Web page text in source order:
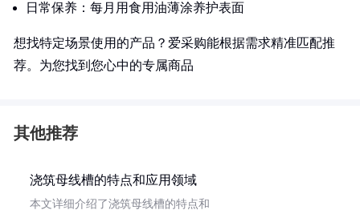
日常保养：每月用食用油薄涂养护表面
想找特定场景使用的产品？爱采购能根据需求精准匹配推
荐。为您找到您心中的专属商品
其他推荐
浇筑母线槽的特点和应用领域
本文详细介绍了浇筑母线槽的特点和